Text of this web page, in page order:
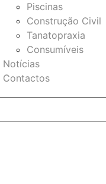
Piscinas
Construção Civil
Tanatopraxia
Consumíveis
Notícias
Contactos